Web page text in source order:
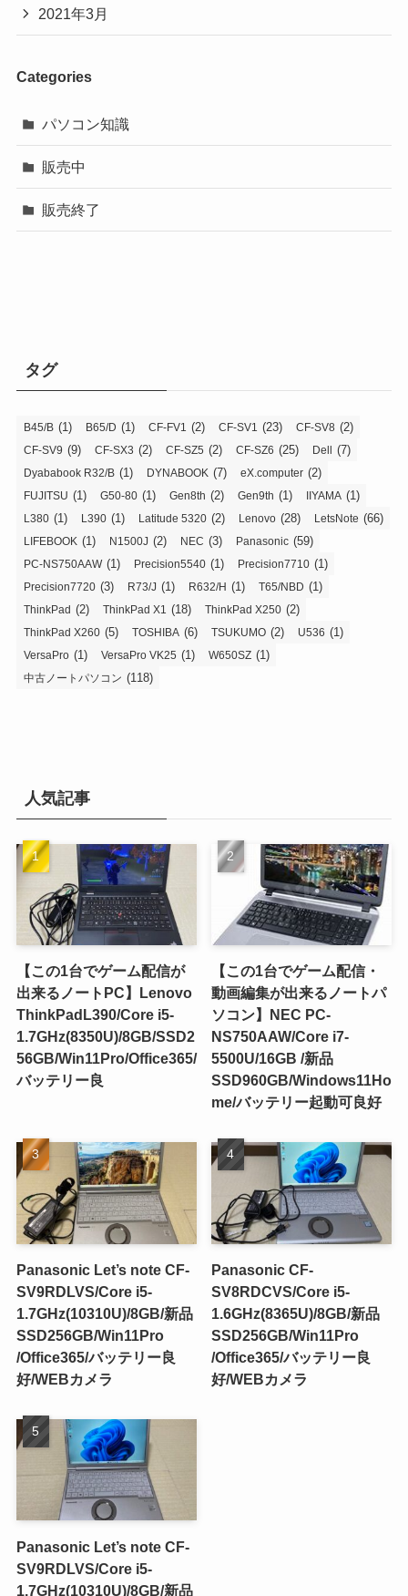
2021年3月
Categories
パソコン知識
販売中
販売終了
タグ
B45/B (1) B65/D (1) CF-FV1 (2) CF-SV1 (23) CF-SV8 (2)
CF-SV9 (9) CF-SX3 (2) CF-SZ5 (2) CF-SZ6 (25) Dell (7)
Dyababook R32/B (1) DYNABOOK (7) eX.computer (2)
FUJITSU (1) G50-80 (1) Gen8th (2) Gen9th (1) IIYAMA (1)
L380 (1) L390 (1) Latitude 5320 (2) Lenovo (28) LetsNote (66)
LIFEBOOK (1) N1500J (2) NEC (3) Panasonic (59)
PC-NS750AAW(1) Precision5540 (1) Precision7710 (1)
Precision7720 (3) R73/J (1) R632/H (1) T65/NBD (1)
ThinkPad (2) ThinkPad X1 (18) ThinkPad X250 (2)
ThinkPad X260 (5) TOSHIBA (6) TSUKUMO (2) U536 (1)
VersaPro (1) VersaPro VK25 (1) W650SZ (1)
中古ノートパソコン (118)
人気記事
【この1台でゲーム配信が
出来るノートPC】Lenovo
ThinkPadL390/Core i5-
1.7GHz(8350U)/8GB/SSD2
56GB/Win11Pro/Office365/
バッテリー良
【この1台でゲーム配信・
動画編集が出来るノートパ
ソコン】NEC PC-
NS750AAW/Core i7-
5500U/16GB /新品
SSD960GB/Windows11Ho
me/バッテリー起動可良好
Panasonic Let’s note CF-
SV9RDLVS/Core i5-
1.7GHz(10310U)/8GB/新品
SSD256GB/Win11Pro
/Office365/バッテリー良
好/WEBカメラ
Panasonic CF-
SV8RDCVS/Core i5-
1.6GHz(8365U)/8GB/新品
SSD256GB/Win11Pro
/Office365/バッテリー良
好/WEBカメラ
Panasonic Let’s note CF-
SV9RDLVS/Core i5-
1.7GHz(10310U)/8GB/新品